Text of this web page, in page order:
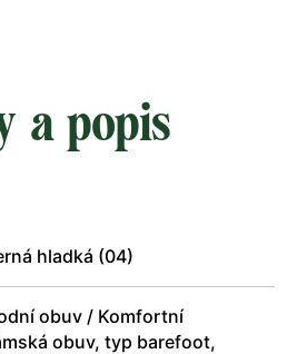
a popis
hladká (04)
obuv / Komfortní
obuv, typ barefoot,